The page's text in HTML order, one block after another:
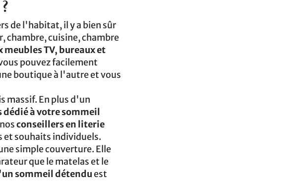
de l'habitat, il y a bien sûr
chambre, cuisine, chambre
TV, bureaux et
pouvez facilement
boutique à l'autre et vous
massif. En plus d'un
à votre sommeil
conseillers en literie
et souhaits individuels.
simple couverture. Elle
que le matelas et le
sommeil détendu est